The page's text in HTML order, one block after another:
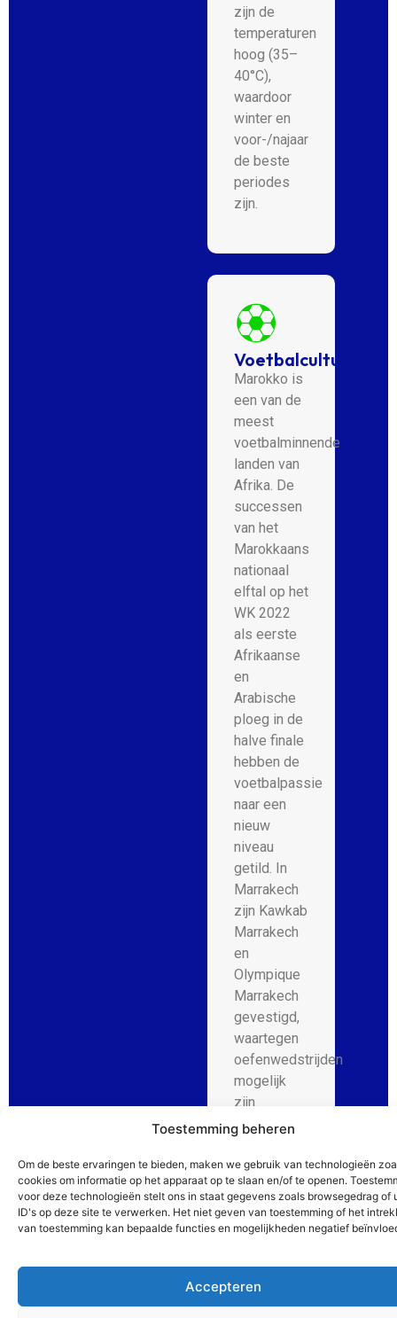
Toestemming beheren
Om de beste ervaringen te bieden, maken we gebruik van technologieën
cookies om informatie op het apparaat op te slaan en/of te openen.
voor deze technologieën stelt ons in staat gegevens zoals browsegedrag of
ID's op deze site te verwerken. Het niet geven van toestemming of het
van toestemming kan bepaalde functies en mogelijkheden negatief
Accepteren
zijn de
temperaturen
hoog (35–
40°C),
waardoor
winter en
voor-/najaar
de beste
periodes
zijn.
Voetbalcultuur
Marokko is
een van de
meest
voetbalminnende
landen van
Afrika. De
successen
van het
Marokkaans
nationaal
elftal op het
WK 2022
als eerste
Afrikaanse
en
Arabische
ploeg in de
halve finale
hebben de
voetbalpassie
naar een
nieuw
niveau
getild. In
Marrakech
zijn Kawkab
Marrakech
en
Olympique
Marrakech
gevestigd,
waartegen
oefenwedstrijden
mogelijk
zijn.